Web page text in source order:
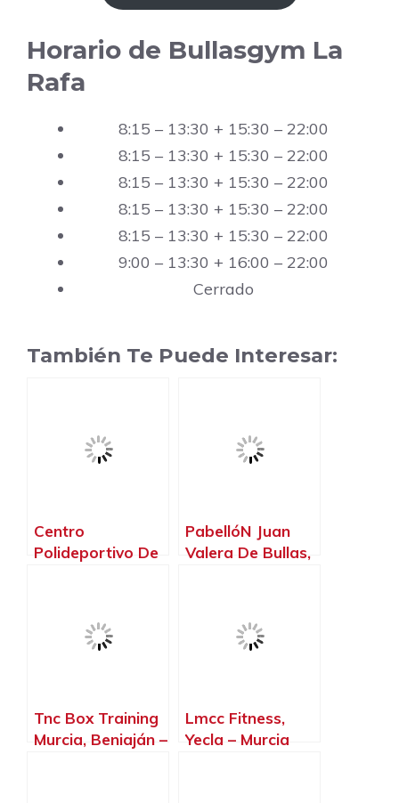
Horario de Bullasgym La
Rafa
8:15 – 13:30 + 15:30 – 22:00
8:15 – 13:30 + 15:30 – 22:00
8:15 – 13:30 + 15:30 – 22:00
8:15 – 13:30 + 15:30 – 22:00
8:15 – 13:30 + 15:30 – 22:00
9:00 – 13:30 + 16:00 – 22:00
Cerrado
También Te Puede Interesar:
Centro
Polideportivo De
PabellóN Juan
Valera De Bullas,
Tnc Box Training
Murcia, Beniaján –
Lmcc Fitness,
Yecla – Murcia